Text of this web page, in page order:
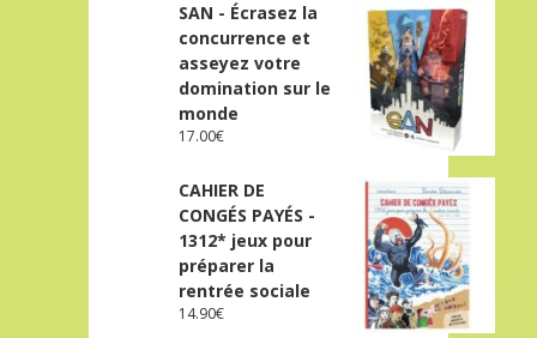
SAN - Écrasez la
concurrence et
asseyez votre
domination sur le
monde
17.00€
CAHIER DE
CONGÉS PAYÉS -
1312* jeux pour
préparer la
rentrée sociale
14.90€